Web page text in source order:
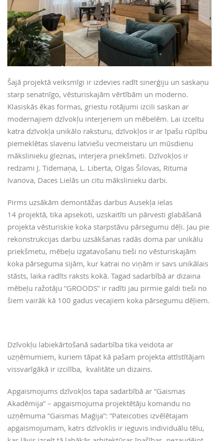
Šajā projektā veiksmīgi ir izdevies radīt sinerģiju un saskaņu
starp senatnīgo, vēsturiskajām vērtībām un moderno.
Klasiskās ēkas formas, griestu rotājumi izcili saskan ar
modernajiem dzīvokļu interjeriem un mēbelēm. Lai izceltu
katra dzīvokļa unikālo raksturu, dzīvokļos ir ar īpašu rūpību
piemeklētas slavenu latviešu vecmeistaru un mūsdienu
mākslinieku gleznas, interjera priekšmeti. Dzīvokļos ir
redzami J. Tidemaņa, L. Liberta, Olgas Šilovas, Rituma
Ivanova, Daces Lielās un citu mākslinieku darbi.
Pirms uzsākām demontāžas darbus Ausekļa ielas
14 projektā, tika apsekoti, uzskaitīti un pārvesti glabāšanā
projekta vēsturiskie koka starpstāvu pārsegumu dēļi. Jau pie
rekonstrukcijas darbu uzsākšanas radās doma par unikālu
priekšmetu, mēbeļu izgatavošanu tieši no vēsturiskajām
koka pārseguma sijām, kur katrai no viņām ir savs unikālais
stāsts, laika radīts raksts kokā. Tagad sadarbībā ar dizaina
mēbeļu ražotāju “GROODS” ir radīti jau pirmie galdi tieši no
šiem vairāk kā 100 gadus vecajiem koka pārsegumu dēļiem.
Dzīvokļu labiekārtošanā sadarbība tika veidota ar
uzņēmumiem, kuriem tāpat kā pašam projekta attīstītājam
vissvarīgākā ir izcilība, kvalitāte un dizains.
Apgaismojums dzīvokļos tapa sadarbībā ar “Gaismas
Akadēmija” – apgaismojuma projektētāju komandu no
uzņēmuma “Gaismas Maģija”: “Pateicoties izvēlētajam
apgaismojumam, katrs dzīvoklis ir ieguvis individuālu tēlu,